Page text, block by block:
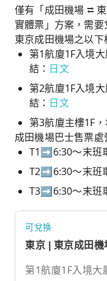
僅有「成田機場 ⮂
實體票」方案，需要
東京成田機場之以下
第1航廈1F入境
結： 日文
第2航廈1F入境
結： 日文
第3航廈主樓1F
成田機場巴士售票處
T1➡6:30～末班
T2➡6:30～末班
T3➡6:30～末班
可兌換
東京 | 東京成田
第1航廈1F入境大